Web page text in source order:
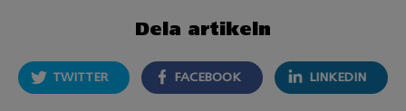
Dela artikeln
TWITTER FACEBOOK LINKEDIN